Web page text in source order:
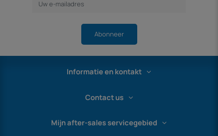
Abonneer
Informatie en kontakt
Contact us
Mijn after-sales servicegebied